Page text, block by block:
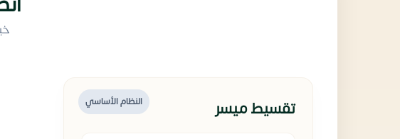
النظام الأساسي تقسيط ميسر